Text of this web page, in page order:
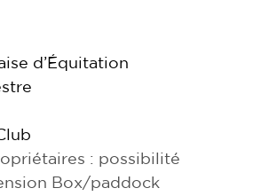
d’Équitation
: possibilité
Box/paddock